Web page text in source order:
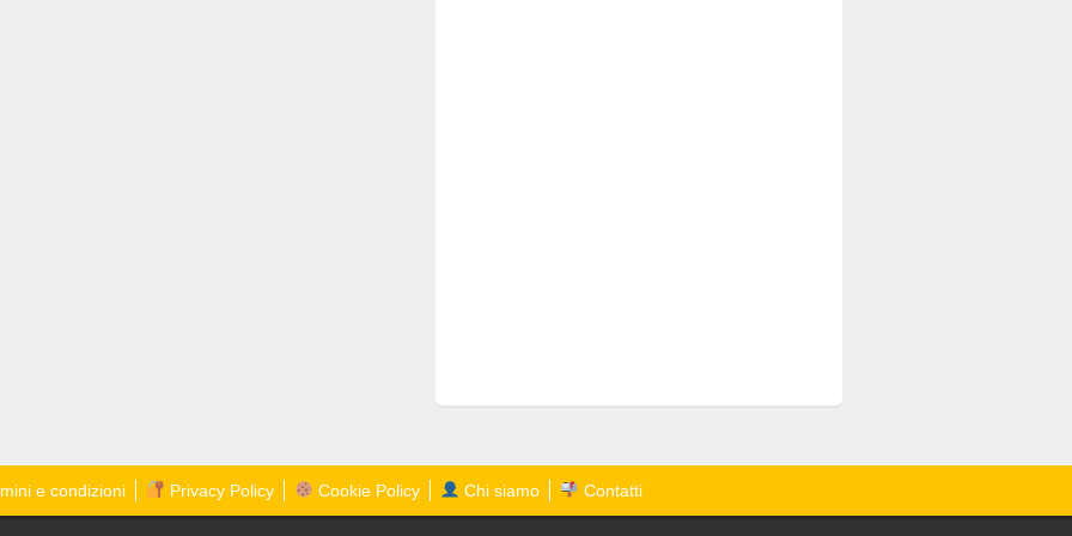
e condizioni Privacy Policy Cookie Policy Chi siamo Contatti